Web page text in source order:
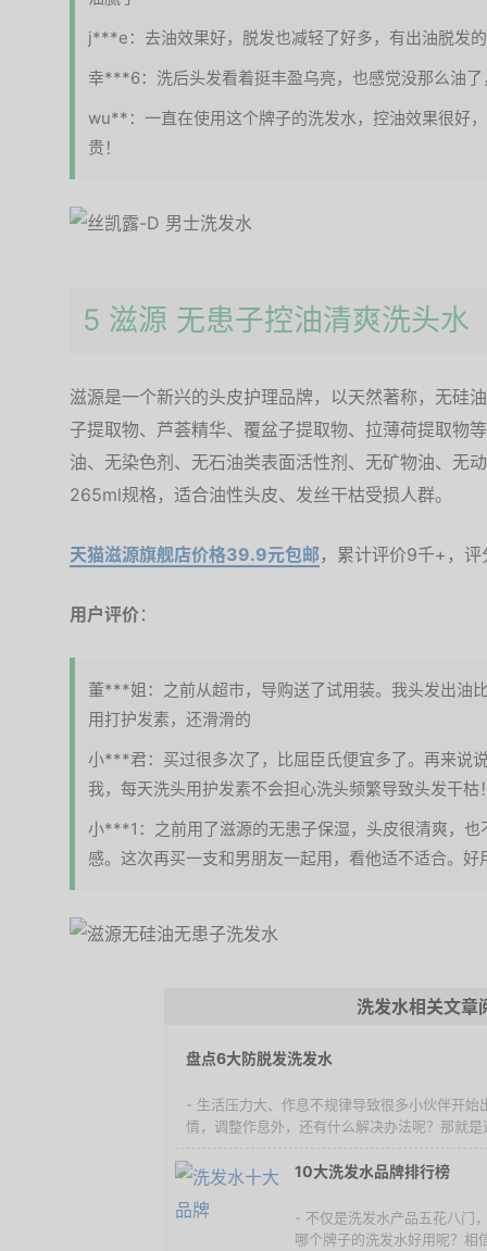
j***e：去油效果好，脱发也减轻了好多，有出油脱发
幸***6：洗后头发看着挺丰盈乌亮，也感觉没那么油了
wu**：一直在使用这个牌子的洗发水，控油效果很好
贵！
5 滋源 无患子控油清爽洗头水
滋源是一个新兴的头皮护理品牌，以天然著称，无硅
子提取物、芦荟精华、覆盆子提取物、拉薄荷提取物
油、无染色剂、无石油类表面活性剂、无矿物油、无
265ml规格，适合油性头皮、发丝干枯受损人群。
天猫滋源旗舰店价格39.9元包邮 ，累计评价9千+，评
用户评价：
董***姐：之前从超市，导购送了试用装。我头发出油
用打护发素，还滑滑的
小***君：买过很多次了，比屈臣氏便宜多了。再来说
我，每天洗头用护发素不会担心洗头频繁导致头发干
小***1：之前用了滋源的无患子保湿，头皮很清爽，
感。这次再买一支和男朋友一起用，看他适不适合。好
洗发水相关文章
盘点6大防脱发洗发水
- 生活压力大、作息不规律导致很多小伙伴开始
情，调整作息外，还有什么解决办法呢？那就
10大洗发水品牌排行榜
- 不仅是洗发水产品五花八门
哪个牌子的洗发水好用呢？相